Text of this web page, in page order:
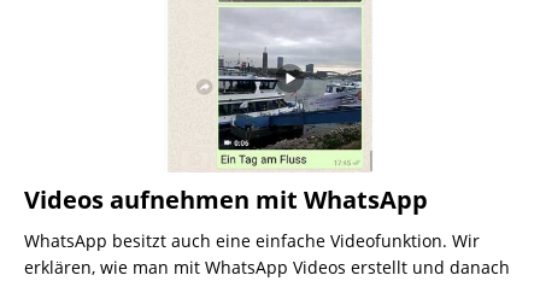
Videos aufnehmen mit WhatsApp
WhatsApp besitzt auch eine einfache Videofunktion. Wir
erklären, wie man mit WhatsApp Videos erstellt und danach